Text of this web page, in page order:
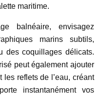
maritime.
balnéaire, envisagez
marins subtils,
des coquillages délicats.
peut également ajouter
les reflets de l’eau, créant
instantanément vos